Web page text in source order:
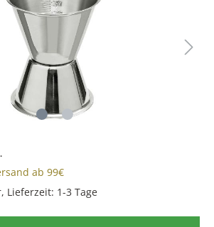
ab 99€
Lieferzeit: 1-3 Tage